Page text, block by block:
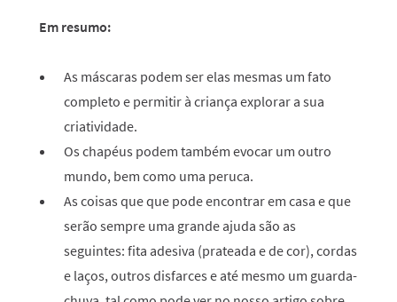
Em resumo:
As máscaras podem ser elas mesmas um fato
completo e permitir à criança explorar a sua
criatividade.
Os chapéus podem também evocar um outro
mundo, bem como uma peruca.
As coisas que que pode encontrar em casa e que
serão sempre uma grande ajuda são as
seguintes: fita adesiva (prateada e de cor), cordas
e laços, outros disfarces e até mesmo um guarda-